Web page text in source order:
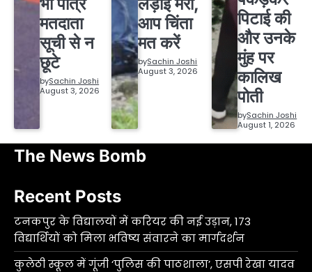
मतदाता
सूची से न
छूटे
bySachin Joshi
August 3, 2026
आप चिंता
मत करें
bySachin Joshi
August 3, 2026
पिटाई की
और उनके
मुंह पर
कालिख
पोती
bySachin Joshi
August 1, 2026
The News Bomb
Recent Posts
टनकपुर के विद्यालयों में करियर की नई उड़ान, 173
विद्यार्थियों को मिला भविष्य संवारने का मार्गदर्शन
कुलेठी स्कूल में गूंजी ‘पुलिस की पाठशाला’, एसपी रेखा यादव